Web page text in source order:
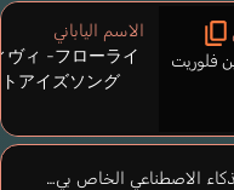
الاصطناعي الخاص بي…
فلوريت
الاسم الياباني
ヴィ -フローライ
トアイズソング-